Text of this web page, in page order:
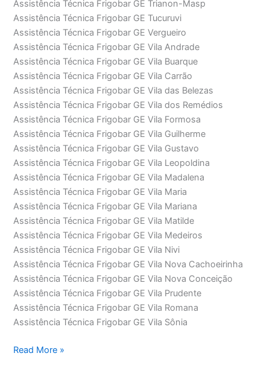
Assistência Técnica Frigobar GE Trianon-Masp
Assistência Técnica Frigobar GE Tucuruvi
Assistência Técnica Frigobar GE Vergueiro
Assistência Técnica Frigobar GE Vila Andrade
Assistência Técnica Frigobar GE Vila Buarque
Assistência Técnica Frigobar GE Vila Carrão
Assistência Técnica Frigobar GE Vila das Belezas
Assistência Técnica Frigobar GE Vila dos Remédios
Assistência Técnica Frigobar GE Vila Formosa
Assistência Técnica Frigobar GE Vila Guilherme
Assistência Técnica Frigobar GE Vila Gustavo
Assistência Técnica Frigobar GE Vila Leopoldina
Assistência Técnica Frigobar GE Vila Madalena
Assistência Técnica Frigobar GE Vila Maria
Assistência Técnica Frigobar GE Vila Mariana
Assistência Técnica Frigobar GE Vila Matilde
Assistência Técnica Frigobar GE Vila Medeiros
Assistência Técnica Frigobar GE Vila Nivi
Assistência Técnica Frigobar GE Vila Nova Cachoeirinha
Assistência Técnica Frigobar GE Vila Nova Conceição
Assistência Técnica Frigobar GE Vila Prudente
Assistência Técnica Frigobar GE Vila Romana
Assistência Técnica Frigobar GE Vila Sônia
Assistência
Read More »